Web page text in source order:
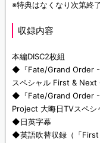
※特典はなくなり次第終
収録内容
本編DISC2枚組
◆『Fate/Grand Order -
スペシャル First & Next
◆『Fate/Grand Order -
Project 大晦日TVスペシ
◆日英字幕
◆英語吹替収録（「First